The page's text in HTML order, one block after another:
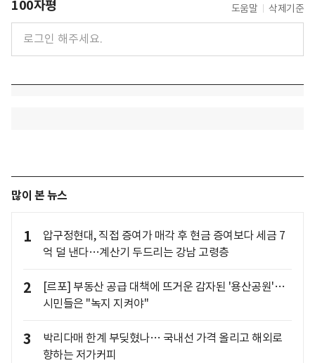
100자평 도움말 삭제기준
많이 본 뉴스
1
압구정현대, 직접 증여가 매각 후 현금 증여보다 세금 7
억 덜 낸다…계산기 두드리는 강남 고령층
2
[르포] 부동산 공급 대책에 뜨거운 감자된 '용산공원'…
시민들은 "녹지 지켜야"
3
박리다매 한계 부딪혔나… 국내선 가격 올리고 해외로
향하는 저가커피